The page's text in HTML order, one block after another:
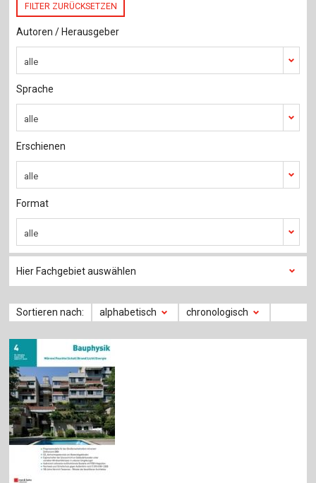
Produkte
Service
Für Autor:innen
Verlag
FILTER ZURÜCKSETZEN
Autoren / Herausgeber
alle
Sprache
alle
Erschienen
alle
Format
alle
Hier Fachgebiet auswählen
Sortieren nach: alphabetisch chronologisch